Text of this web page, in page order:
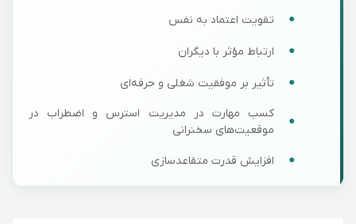
تقویت اعتماد به نفس
ارتباط مؤثر با دیگران
تأثیر بر موفقیت شغلی و حرفه‌ای
کسب مهارت در مدیریت استرس و اضطراب در
موقعیت‌های سخنرانی
افزایش قدرت متقاعدسازی